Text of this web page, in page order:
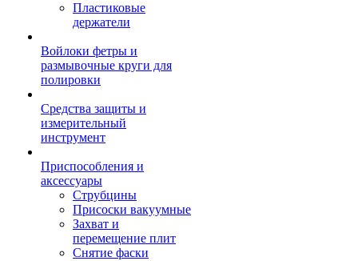
Пластиковые
держатели
Войлоки фетры и
размывочные круги для
полировки
Средства защиты и
измерительный
инструмент
Приспособления и
аксессуары
Струбцины
Присоски вакуумные
Захват и
перемещение плит
Снятие фаски